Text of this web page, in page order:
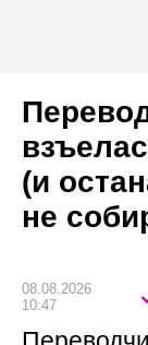
(и
не
08.08.2026
10:47